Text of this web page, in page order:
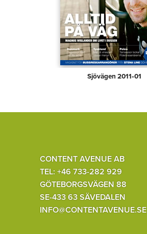
Sjövägen 2011‑01
CONTENT AVENUE AB
TEL: +46 733-282 929
GÖTEBORGSVÄGEN 88
SE-433 63 SÄVEDALEN
INFO@CONTENTAVENUE.SE